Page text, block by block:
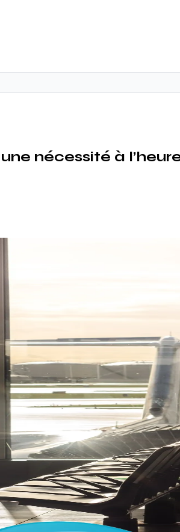
nécessité à